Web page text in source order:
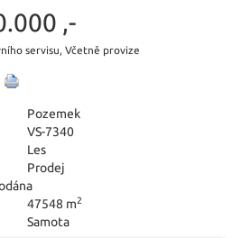
,-
servisu, Včetně provize
Pozemek
VS-7340
Les
Prodej
47548 m2
Samota